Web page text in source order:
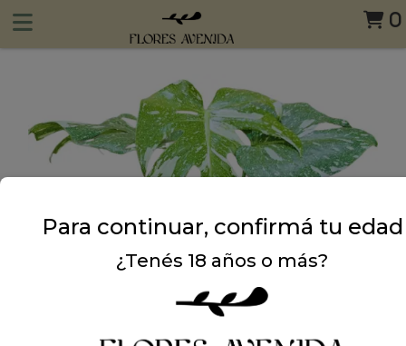
0
Para continuar, confirmá tu edad
¿Tenés 18 años o más?